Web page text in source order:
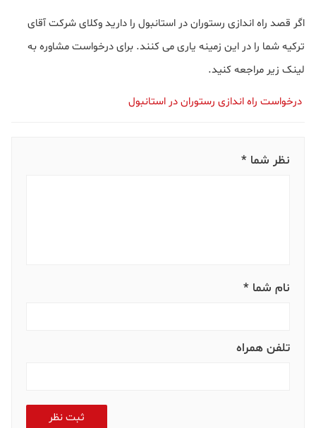
اگر قصد راه اندازی رستوران در استانبول را دارید وکلای شرکت آقای
ترکیه شما را در این زمینه یاری می کنند. برای درخواست مشاوره به
لینک زیر مراجعه کنید.
درخواست راه اندازی رستوران در استانبول
نظر شما *
نام شما *
تلفن همراه
ثبت نظر